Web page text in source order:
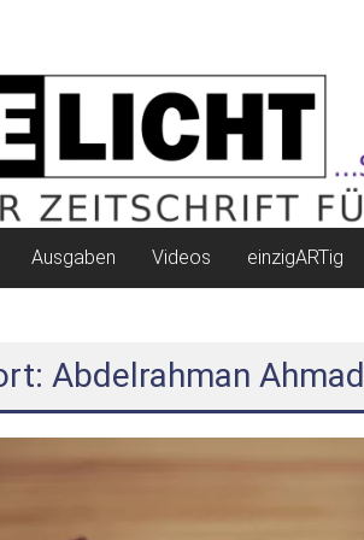
Ausgaben Videos einzigARTig
Abdelrahman Ahmad